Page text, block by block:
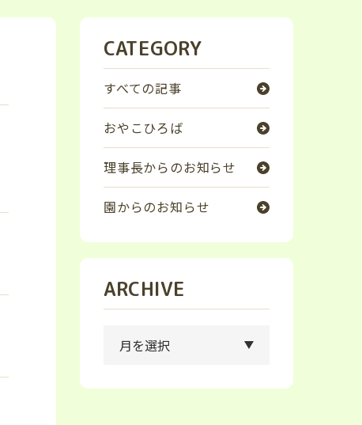
CATEGORY
すべての記事
おやこひろば
理事長からのお知らせ
園からのお知らせ
ARCHIVE